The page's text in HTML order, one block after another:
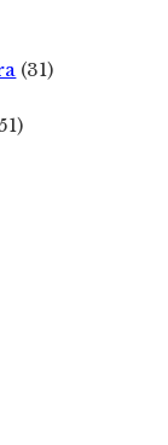
(31)